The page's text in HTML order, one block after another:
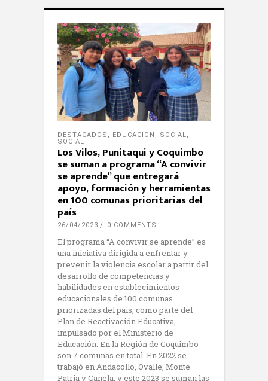
DESTACADOS , EDUCACION , SOCIAL,
SOCIAL
Los Vilos, Punitaqui y Coquimbo
se suman a programa “A convivir
se aprende” que entregará
apoyo, formación y herramientas
en 100 comunas prioritarias del
país
26/04/2023 0 COMMENTS
El programa “A convivir se aprende” es
una iniciativa dirigida a enfrentar y
prevenir la violencia escolar a partir del
desarrollo de competencias y
habilidades en establecimientos
educacionales de 100 comunas
priorizadas del país, como parte del
Plan de Reactivación Educativa,
impulsado por el Ministerio de
Educación. En la Región de Coquimbo
son 7 comunas en total. En 2022 se
trabajó en Andacollo, Ovalle, Monte
Patria y Canela, y este 2023 se suman las